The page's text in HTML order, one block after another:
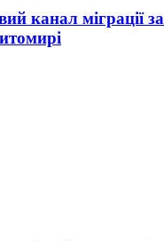
канал міграції